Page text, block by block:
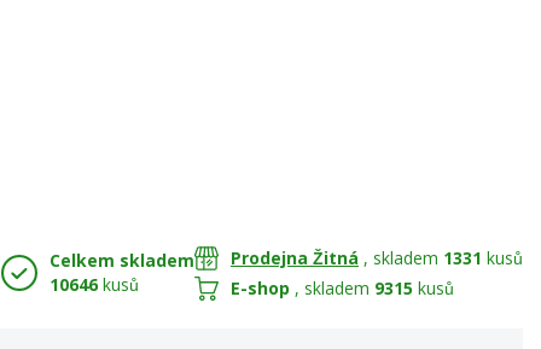
Celkem skladem
10646 kusů
Prodejna Žitná , skladem 1331 kusů
E-shop , skladem 9315 kusů